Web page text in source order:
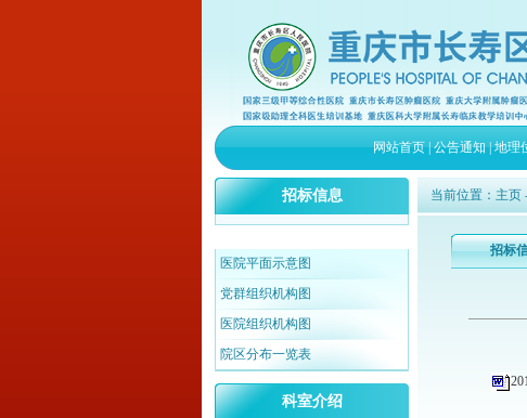
网站首页|公告通知|地理
招标信息
医院平面示意图
党群组织机构图
医院组织机构图
院区分布一览表
科室介绍
当前位置： 主页
招标